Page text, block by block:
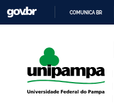
para
o
COMUNICA BR